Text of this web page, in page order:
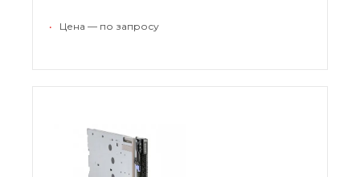
• Цена — по запросу